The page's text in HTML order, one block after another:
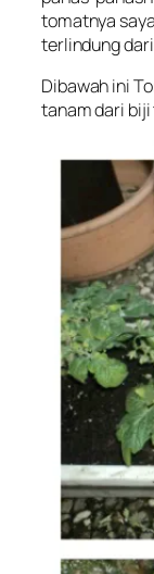
tomatnya
terlindung
Dibawah ini
tanam dari biji